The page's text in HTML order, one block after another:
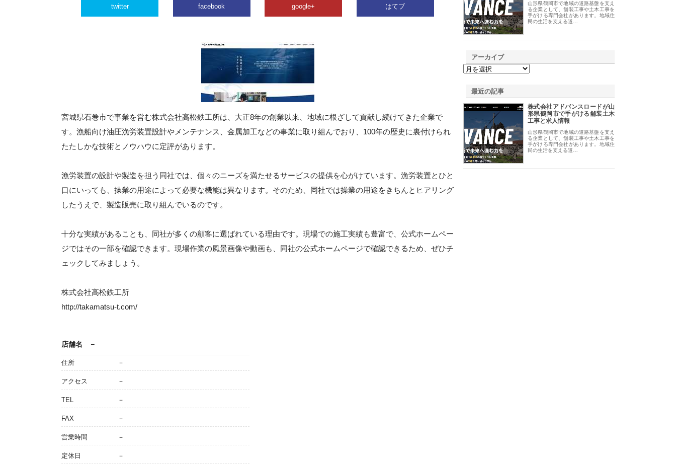
twitter facebook google+ はてブ
宮城県石巻市で事業を営む株式会社高松鉄工所は、大正8年の創業以来、地域に根ざして貢献し続けてきた企業で
す。漁船向け油圧漁労装置設計やメンテナンス、金属加工などの事業に取り組んでおり、100年の歴史に裏付けられ
たたしかな技術とノウハウに定評があります。
漁労装置の設計や製造を担う同社では、個々のニーズを満たせるサービスの提供を心がけています。漁労装置とひと
口にいっても、操業の用途によって必要な機能は異なります。そのため、同社では操業の用途をきちんとヒアリング
したうえで、製造販売に取り組んでいるのです。
十分な実績があることも、同社が多くの顧客に選ばれている理由です。現場での施工実績も豊富で、公式ホームペー
ジではその一部を確認できます。現場作業の風景画像や動画も、同社の公式ホームページで確認できるため、ぜひチ
ェックしてみましょう。
株式会社高松鉄工所
http://takamatsu-t.com/
店舗名 －
住所 －
アクセス －
TEL －
FAX －
営業時間 －
定休日 －
山形県鶴岡市で地域の道路基盤を支え
る企業として、舗装工事や土木工事を
手がける専門会社があります。地域住
民の生活を支える道…
アーカイブ
最近の記事
株式会社アドバンスロードが山
形県鶴岡市で手がける舗装土木
工事と求人情報
山形県鶴岡市で地域の道路基盤を支え
る企業として、舗装工事や土木工事を
手がける専門会社があります。地域住
民の生活を支える道…